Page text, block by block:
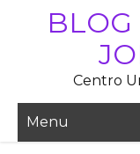
BLOG
Centro
Menu